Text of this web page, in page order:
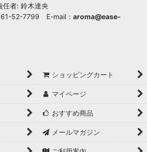
任者: 鈴木達央
52-7799 E-mail： aroma@ease-
ショッピングカート
マイページ
おすすめ商品
メールマガジン